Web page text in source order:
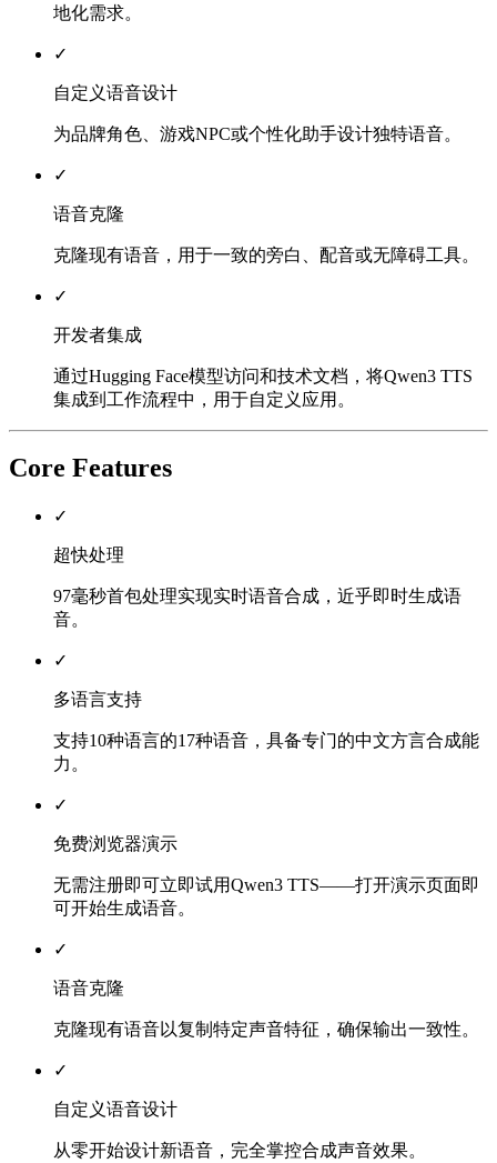
地化需求。
✓
自定义语音设计
为品牌角色、游戏NPC或个性化助手设计独特语音。
✓
语音克隆
克隆现有语音，用于一致的旁白、配音或无障碍工具。
✓
开发者集成
通过Hugging Face模型访问和技术文档，将Qwen3 TTS
集成到工作流程中，用于自定义应用。
Core Features
✓
超快处理
97毫秒首包处理实现实时语音合成，近乎即时生成语
音。
✓
多语言支持
支持10种语言的17种语音，具备专门的中文方言合成能
力。
✓
免费浏览器演示
无需注册即可立即试用Qwen3 TTS——打开演示页面即
可开始生成语音。
✓
语音克隆
克隆现有语音以复制特定声音特征，确保输出一致性。
✓
自定义语音设计
从零开始设计新语音，完全掌控合成声音效果。